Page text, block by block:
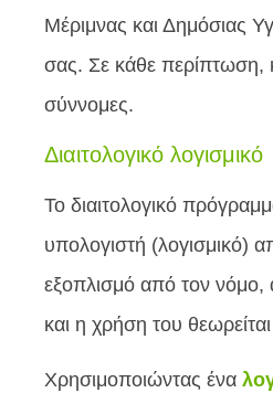
Μέριμνας και Δημόσιας
σας. Σε κάθε περίπτωση,
σύννομες.
Διαιτολογικό λογισμικό
Το διαιτολογικό
υπολογιστή (λογισμικό)
εξοπλισμό από τον
και η χρήση του
Χρησιμοποιώντας ένα